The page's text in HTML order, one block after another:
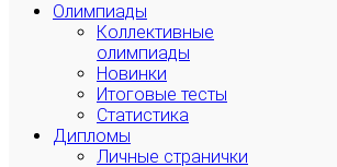
Олимпиады
Коллективные
олимпиады
Новинки
Итоговые тесты
Статистика
Дипломы
Личные странички